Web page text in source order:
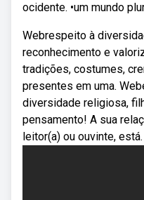
ocidente. •um mundo
Webrespeito à
reconhecimento e
tradições, costumes,
presentes em uma.
diversidade religiosa,
pensamento! A sua
leitor(a) ou ouvinte, está.